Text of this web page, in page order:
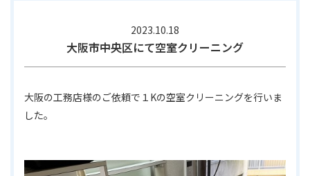
2023.10.18
大阪市中央区にて空室クリーニング
大阪の工務店様のご依頼で１Kの空室クリーニングを行いま
した。